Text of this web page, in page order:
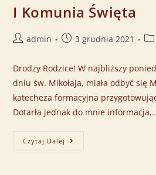
I Komunia Święta
admin 3 grudnia 2021
Drodzy Rodzice! W najbliższy
dniu św. Mikołaja, miała odbyć się
katecheza formacyjna
Dotarła jednak do mnie
Czytaj Dalej